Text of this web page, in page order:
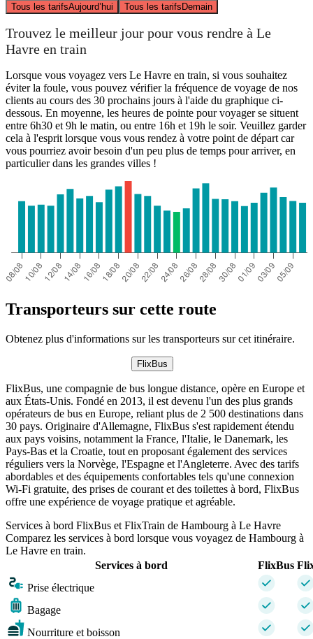
Tous les tarifsAujourd’hui Tous les tarifsDemain
Trouvez le meilleur jour pour vous rendre à Le
Havre en train
Lorsque vous voyagez vers Le Havre en train, si vous souhaitez
éviter la foule, vous pouvez vérifier la fréquence de voyage de nos
clients au cours des 30 prochains jours à l'aide du graphique ci-
dessous. En moyenne, les heures de pointe pour voyager se situent
entre 6h30 et 9h le matin, ou entre 16h et 19h le soir. Veuillez garder
cela à l'esprit lorsque vous vous rendez à votre point de départ car
vous pourriez avoir besoin d'un peu plus de temps pour arriver, en
particulier dans les grandes villes !
Transporteurs sur cette route
Obtenez plus d'informations sur les transporteurs sur cet itinéraire.
FlixBus
FlixBus, une compagnie de bus longue distance, opère en Europe et
aux États-Unis. Fondé en 2013, il est devenu l'un des plus grands
opérateurs de bus en Europe, reliant plus de 2 500 destinations dans
30 pays. Originaire d'Allemagne, FlixBus s'est rapidement étendu
aux pays voisins, notamment la France, l'Italie, le Danemark, les
Pays-Bas et la Croatie, tout en proposant également des services
réguliers vers la Norvège, l'Espagne et l'Angleterre. Avec des tarifs
abordables et des équipements confortables tels qu'une connexion
Wi-Fi gratuite, des prises de courant et des toilettes à bord, FlixBus
offre une expérience de voyage pratique et agréable.
Services à bord FlixBus et FlixTrain de Hambourg à Le Havre
Comparez les services à bord lorsque vous voyagez de Hambourg à
Le Havre en train.
Services à bord
FlixBus
Prise électrique
Bagage
Nourriture et boisson